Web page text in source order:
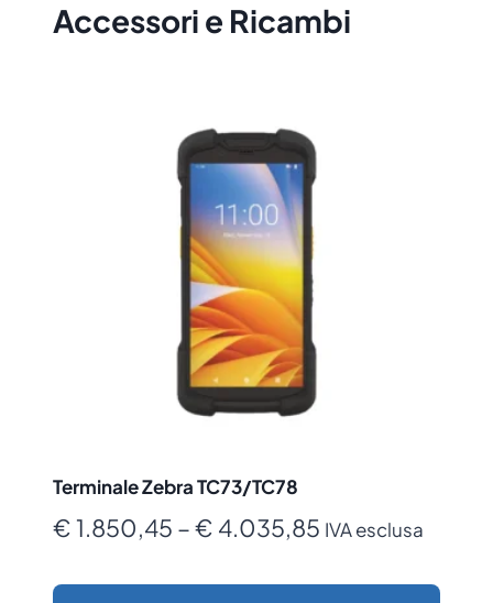
Accessori e Ricambi
Terminale Zebra TC73/TC78
€ 1.850,45 –€ 4.035,85 Fascia
IVA esclusa